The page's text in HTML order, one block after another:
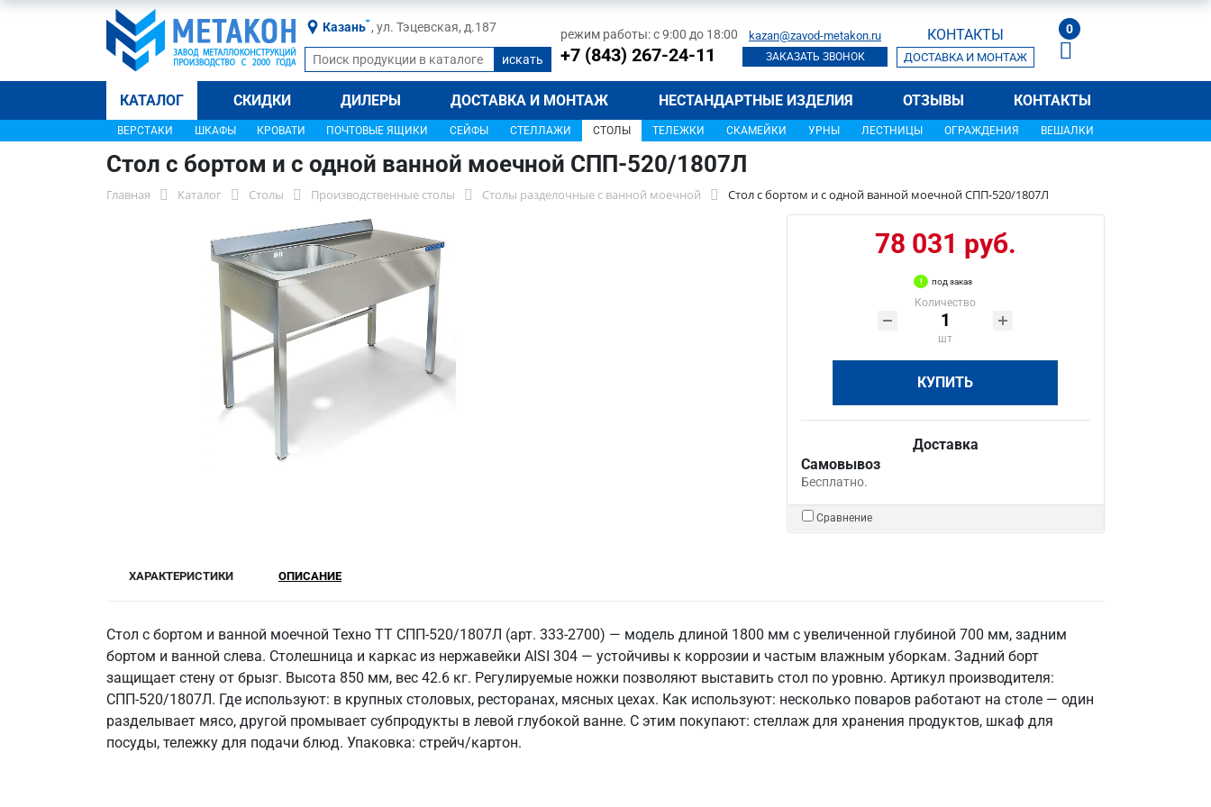
Казань , ул. Тэцевская, д.187 режим работы: с 9:00 до 18:00
+7 (843) 267-24-11
kazan@zavod-metakon.ru
ЗАКАЗАТЬ ЗВОНОК
КОНТАКТЫ
ДОСТАВКА И МОНТАЖ
0
КАТАЛОГ СКИДКИ ДИЛЕРЫ ДОСТАВКА И МОНТАЖ НЕСТАНДАРТНЫЕ ИЗДЕЛИЯ ОТЗЫВЫ КОНТАКТЫ
ВЕРСТАКИ ШКАФЫ КРОВАТИ ПОЧТОВЫЕ ЯЩИКИ СЕЙФЫ СТЕЛЛАЖИ СТОЛЫ ТЕЛЕЖКИ СКАМЕЙКИ УРНЫ ЛЕСТНИЦЫ ОГРАЖДЕНИЯ ВЕШАЛКИ
Стол с бортом и с одной ванной моечной СПП-520/1807Л
Главная Каталог Столы Производственные столы Столы разделочные с ванной моечной Стол с бортом и с одной ванной моечной СПП-520/1807Л
78 031 руб.
под заказ
Количество
шт
КУПИТЬ
Доставка
Самовывоз
Бесплатно.
Сравнение
ХАРАКТЕРИСТИКИ ОПИСАНИЕ
Стол с бортом и ванной моечной Техно ТТ СПП-520/1807Л (арт. 333-2700) — модель длиной 1800 мм с увеличенной глубиной 700 мм, задним
бортом и ванной слева. Столешница и каркас из нержавейки AISI 304 — устойчивы к коррозии и частым влажным уборкам. Задний борт
защищает стену от брызг. Высота 850 мм, вес 42.6 кг. Регулируемые ножки позволяют выставить стол по уровню. Артикул производителя:
СПП-520/1807Л. Где используют: в крупных столовых, ресторанах, мясных цехах. Как используют: несколько поваров работают на столе — один
разделывает мясо, другой промывает субпродукты в левой глубокой ванне. С этим покупают: стеллаж для хранения продуктов, шкаф для
посуды, тележку для подачи блюд. Упаковка: стрейч/картон.